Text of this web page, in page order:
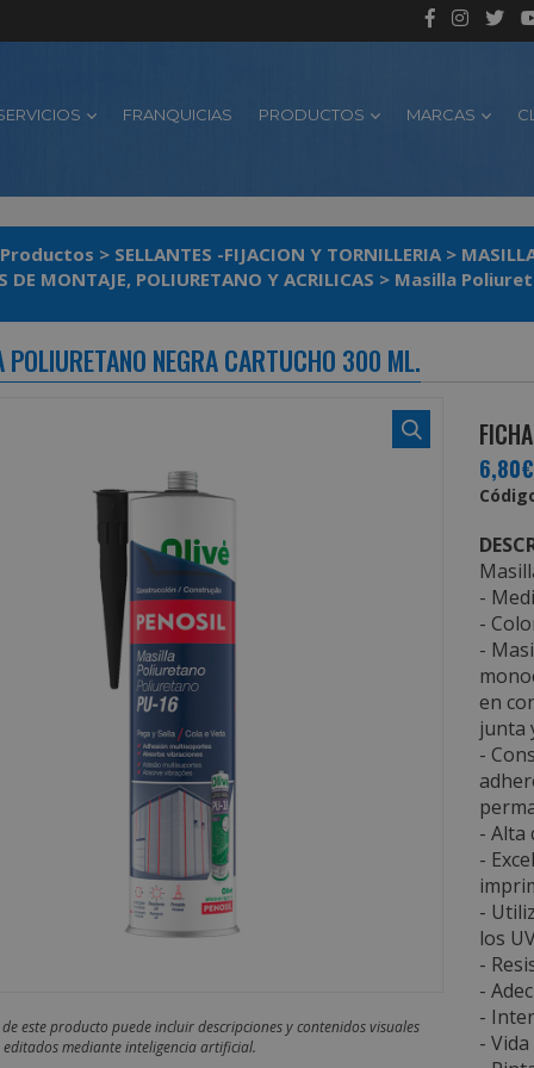
FRANQUICIAS PRODUCTOS MARCAS
Productos > SELLANTES -FIJACION Y TORNILLERIA >
DE MONTAJE, POLIURETANO Y ACRILICAS > Masilla
POLIURETANO NEGRA CARTUCHO 300 ML.
este producto puede incluir descripciones y contenidos visuales
editados mediante inteligencia artificial.
6,80€
-
-
-
en
junta
-
- Alta
-
-
los
-
-
-
-